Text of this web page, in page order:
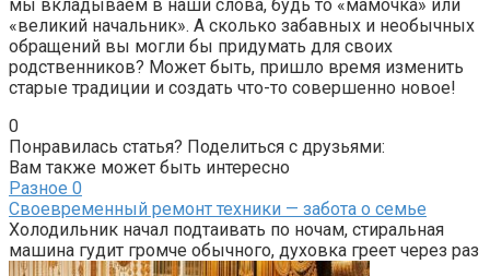
мы вкладываем в наши слова, будь то «мамочка» или
«великий начальник». А сколько забавных и необычных
обращений вы могли бы придумать для своих
родственников? Может быть, пришло время изменить
старые традиции и создать что-то совершенно новое!
0
Понравилась статья? Поделиться с друзьями:
Вам также может быть интересно
Разное 0
Своевременный ремонт техники — забота о семье
Холодильник начал подтаивать по ночам, стиральная
машина гудит громче обычного, духовка греет через раз